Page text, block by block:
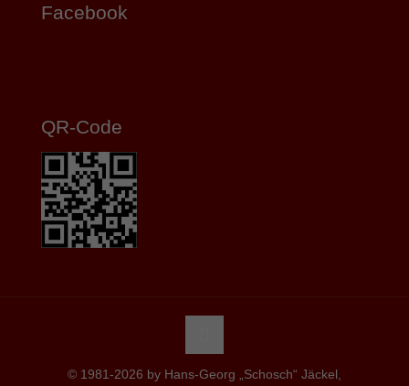
Facebook
QR-Code
© 1981-2026 by Hans-Georg „Schosch“ Jäckel,